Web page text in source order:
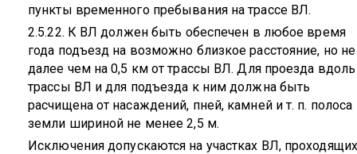
пункты временного пребывания на трассе ВЛ.
2.5.22. К ВЛ должен быть обеспечен в любое время
года подъезд на возможно близкое расстояние, но не
далее чем на 0,5 км от трассы ВЛ. Для проезда вдоль
трассы ВЛ и для подъезда к ним должна быть
расчищена от насаждений, пней, камней и т. п. полоса
земли шириной не менее 2,5 м.
Исключения допускаются на участках ВЛ,